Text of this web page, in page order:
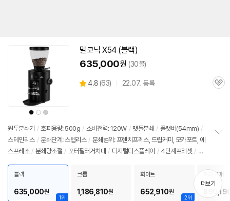
상
품
색
상
상
품
상
상
품
상
말코닉 X54 (블랙)
635,000원 (30몰)
별
4.8 (상
63) 22.07. 등록
관
원두분쇄기 / 호퍼용량: 500g / 소비전력: 120W / 맷돌분쇄 / 플랫버(54mm) /
스테인리스 / 분쇄단계: 스텝리스 / 분쇄범위: 프렌치프레스, 드립커피, 모카포트, 에
스프레소 / 분쇄량조절 / 포터필터거치대 / 디지털디스플레이 / 4단계프리셋 / 매
이): 190x425x280mm
치
기
1위
블랙
635,000원
크롬
1,186,810원
2위
화이트
652,910원
해외구매
더보기